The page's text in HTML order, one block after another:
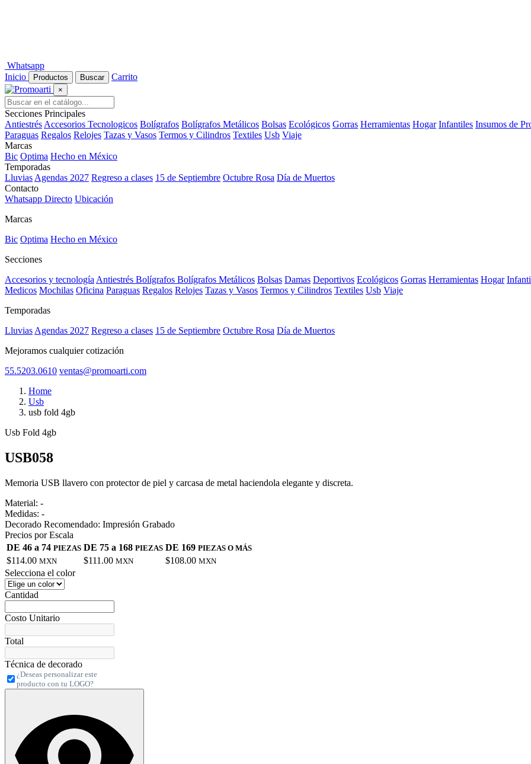
Whatsapp
Inicio
Productos Buscar Carrito
×
Secciones Principales
Antiestrés Accesorios Tecnologicos Bolígrafos Bolígrafos Metálicos Bolsas Ecológicos Gorras Herramientas Hogar Infantiles Insumos de
Paraguas Regalos Relojes Tazas y Vasos Termos y Cilindros Textiles Usb Viaje
Marcas
Bic Optima Hecho en México
Temporadas
Lluvias Agendas 2027 Regreso a clases 15 de Septiembre Octubre Rosa Día de Muertos
Contacto
Whatsapp Directo Ubicación
Marcas
Bic Optima Hecho en México
Secciones
Accesorios y tecnología Antiestrés Bolígrafos Bolígrafos Metálicos Bolsas Damas Deportivos Ecológicos Gorras Herramientas Hogar
Medicos Mochilas Oficina Paraguas Regalos Relojes Tazas y Vasos Termos y Cilindros Textiles Usb Viaje
Temporadas
Lluvias Agendas 2027 Regreso a clases 15 de Septiembre Octubre Rosa Día de Muertos
Mejoramos cualquier cotización
55.5203.0610 ventas@promoarti.com
Home
Usb
usb fold 4gb
Usb Fold 4gb
USB058
Memoria USB llavero con protector de piel y carcasa de metal haciendola elegante y discreta.
Material: -
Medidas: -
Decorado Recomendado: Impresión Grabado
Precios por Escala
DE 46 a 74 PIEZAS DE 75 a 168 PIEZAS DE 169 PIEZAS O MÁS
$114.00 MXN $111.00 MXN $108.00 MXN
Selecciona el color
Cantidad
Costo Unitario
Total
Técnica de decorado
¿Deseas personalizar este
producto con tu LOGO?